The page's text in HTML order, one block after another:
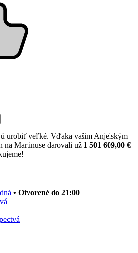
urobiť veľké. Vďaka vašim Anjelským
na Martinuse darovali už 1 501 609,00 €
• Otvorené do 21:00